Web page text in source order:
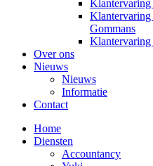
Klantervaring
Klantervaring
Gommans
Over ons
Nieuws
Nieuws
Informatie
Contact
Home
Diensten
Accountancy